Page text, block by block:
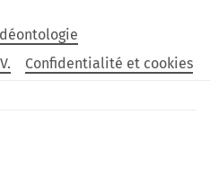
Confidentialité et cookies